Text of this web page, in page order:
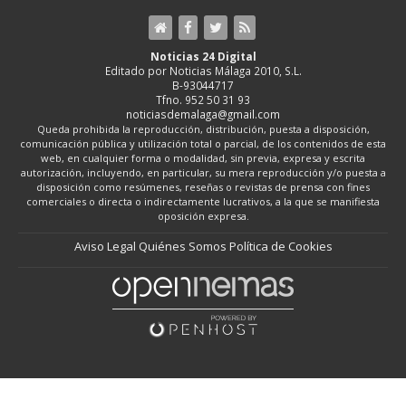
Noticias 24 Digital
Editado por Noticias Málaga 2010, S.L.
B-93044717
Tfno. 952 50 31 93
noticiasdemalaga@gmail.com
Queda prohibida la reproducción, distribución, puesta a disposición,
comunicación pública y utilización total o parcial, de los contenidos de esta
web, en cualquier forma o modalidad, sin previa, expresa y escrita
autorización, incluyendo, en particular, su mera reproducción y/o puesta a
disposición como resúmenes, reseñas o revistas de prensa con fines
comerciales o directa o indirectamente lucrativos, a la que se manifiesta
oposición expresa.
Aviso Legal Quiénes Somos Política de Cookies